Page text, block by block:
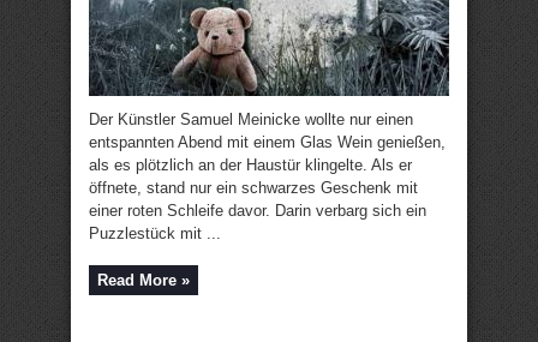
Der Künstler Samuel Meinicke wollte nur einen
entspannten Abend mit einem Glas Wein genießen,
als es plötzlich an der Haustür klingelte. Als er
öffnete, stand nur ein schwarzes Geschenk mit
einer roten Schleife davor. Darin verbarg sich ein
Puzzlestück mit ...
Read More »